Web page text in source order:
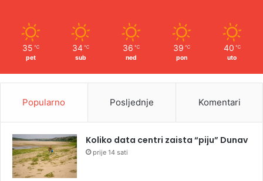
35 ℃
pet
34 ℃
sub
36 ℃
ned
39 ℃
pon
40 ℃
uto
Popularno Posljednje Komentari
Koliko data centri zaista “piju” Dunav
prije 14 sati